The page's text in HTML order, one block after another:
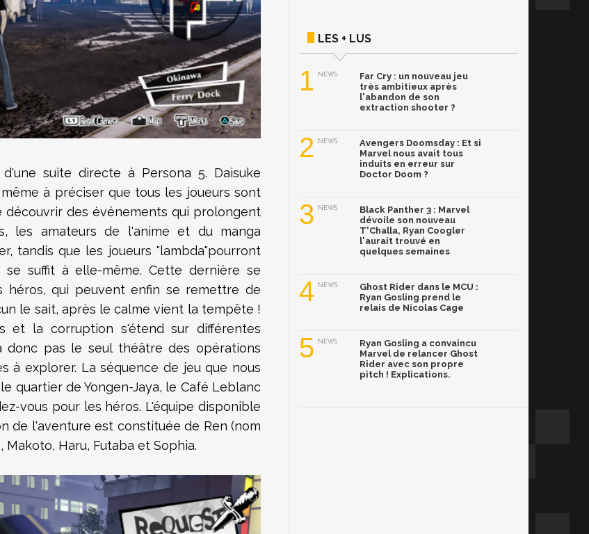
suite directe à Persona 5. Daisuke
à préciser que tous les joueurs sont
des événements qui prolongent
les amateurs de l'anime et du manga
tandis que les joueurs "lambda"pourront
suffit à elle-même. Cette dernière se
héros, qui peuvent enfin se remettre de
le sait, après le calme vient la tempête !
et la corruption s'étend sur différentes
donc pas le seul théâtre des opérations
à explorer. La séquence de jeu que nous
quartier de Yongen-Jaya, le Café Leblanc
vous pour les héros. L'équipe disponible
de l'aventure est constituée de Ren (nom
Makoto, Haru, Futaba et Sophia.
LES + LUS
1 NEWS
Far Cry : un nouveau jeu
très ambitieux après
l'abandon de son
extraction shooter ?
2 NEWS
Avengers Doomsday : Et si
Marvel nous avait tous
induits en erreur sur
Doctor Doom ?
3 NEWS
Black Panther 3 : Marvel
dévoile son nouveau
T'Challa, Ryan Coogler
l'aurait trouvé en
quelques semaines
4 NEWS
Ghost Rider dans le MCU :
Ryan Gosling prend le
relais de Nicolas Cage
5 NEWS
Ryan Gosling a convaincu
Marvel de relancer Ghost
Rider avec son propre
pitch ! Explications.